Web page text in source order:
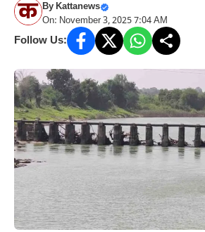
ByKattanews
On: November 3, 2025 7:04 AM
Follow Us: